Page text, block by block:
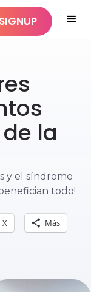
SIGNUP
la
y el síndrome
todo!
X Más